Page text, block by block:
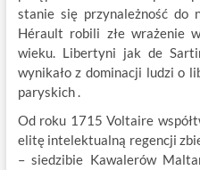
stanie się przynależność do
Hérault robili złe wrażenie
wieku. Libertyni jak de
wynikało z dominacji ludzi o
paryskich .
Od roku 1715 Voltaire
elitę intelektualną regencji
– siedzibie Kawalerów